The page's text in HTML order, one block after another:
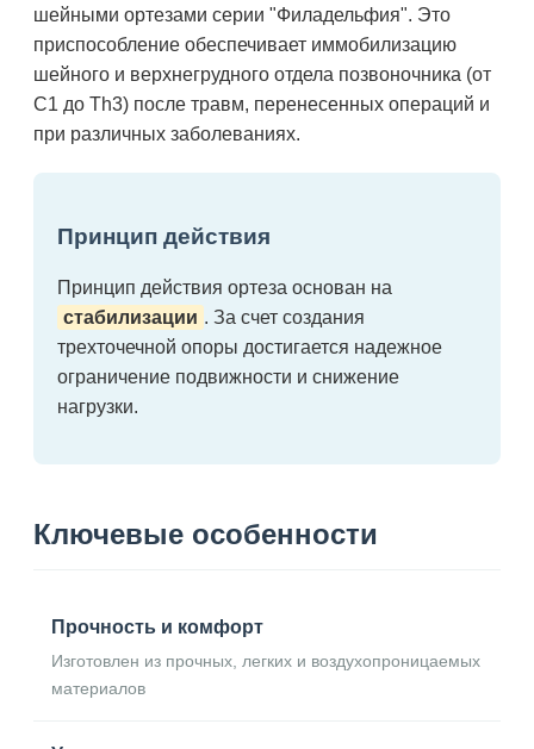
шейными ортезами серии "Филадельфия". Это
приспособление обеспечивает иммобилизацию
шейного и верхнегрудного отдела позвоночника (от
C1 до Th3) после травм, перенесенных операций и
при различных заболеваниях.
Принцип действия
Принцип действия ортеза основан на
стабилизации . За счет создания
трехточечной опоры достигается надежное
ограничение подвижности и снижение
нагрузки.
Ключевые особенности
Прочность и комфорт
Изготовлен из прочных, легких и воздухопроницаемых
материалов